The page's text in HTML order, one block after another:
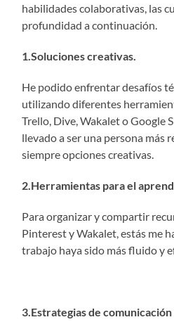
habilidades colaborativas, las
profundidad a continuación.
1.Soluciones creativas.
He podido enfrentar desafíos
utilizando diferentes
Trello, Dive, Wakalet o Google
llevado a ser una persona más
siempre opciones creativas.
2.Herramientas para el
Para organizar y compartir
Pinterest y Wakalet, estás me
trabajo haya sido más fluido y
3.Estrategias de